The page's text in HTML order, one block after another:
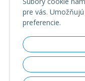
pre vás.
preferencie.